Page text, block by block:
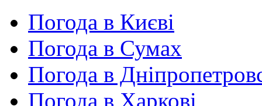
Погода в Києві
Погода в Сумах
Погода в
Погода в Харкові